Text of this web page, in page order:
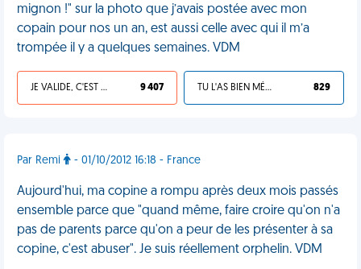
mignon !" sur la photo que j’avais postée avec mon
copain pour nos un an, est aussi celle avec qui il m’a
trompée il y a quelques semaines. VDM
JE VALIDE, C'EST UNE VDM 9 407 TU L'AS BIEN MÉRITÉ 829
Par Remi - 01/10/2012 16:18 - France
Aujourd'hui, ma copine a rompu après deux mois passés
ensemble parce que "quand même, faire croire qu'on n'a
pas de parents parce qu'on a peur de les présenter à sa
copine, c'est abuser". Je suis réellement orphelin. VDM